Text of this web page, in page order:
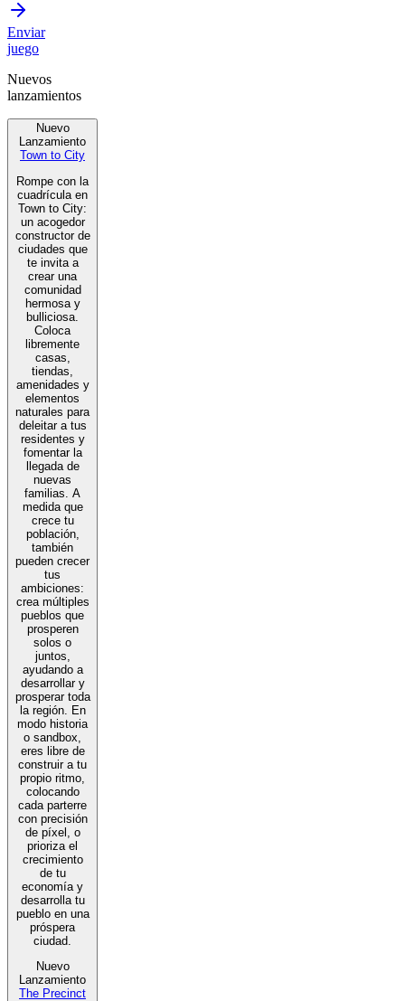
Enviar
juego
Nuevos
lanzamientos
Nuevo
Lanzamiento
Town to City
Rompe con la
cuadrícula en
Town to City:
un acogedor
constructor de
ciudades que
te invita a
crear una
comunidad
hermosa y
bulliciosa.
Coloca
libremente
casas,
tiendas,
amenidades y
elementos
naturales para
deleitar a tus
residentes y
fomentar la
llegada de
nuevas
familias. A
medida que
crece tu
población,
también
pueden crecer
tus
ambiciones:
crea múltiples
pueblos que
prosperen
solos o
juntos,
ayudando a
desarrollar y
prosperar toda
la región. En
modo historia
o sandbox,
eres libre de
construir a tu
propio ritmo,
colocando
cada parterre
con precisión
de píxel, o
prioriza el
crecimiento
de tu
economía y
desarrolla tu
pueblo en una
próspera
ciudad.
Nuevo
Lanzamiento
The Precinct